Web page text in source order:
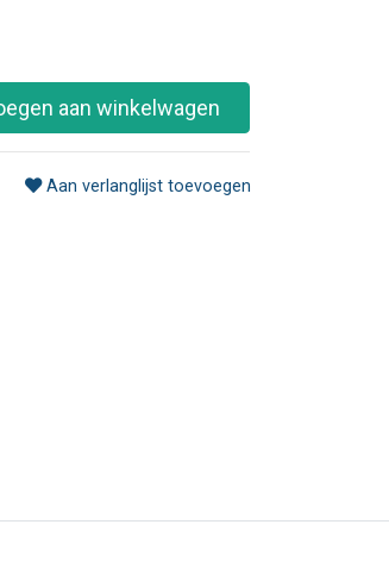
aan winkelwagen
Aan verlanglijst toevoegen